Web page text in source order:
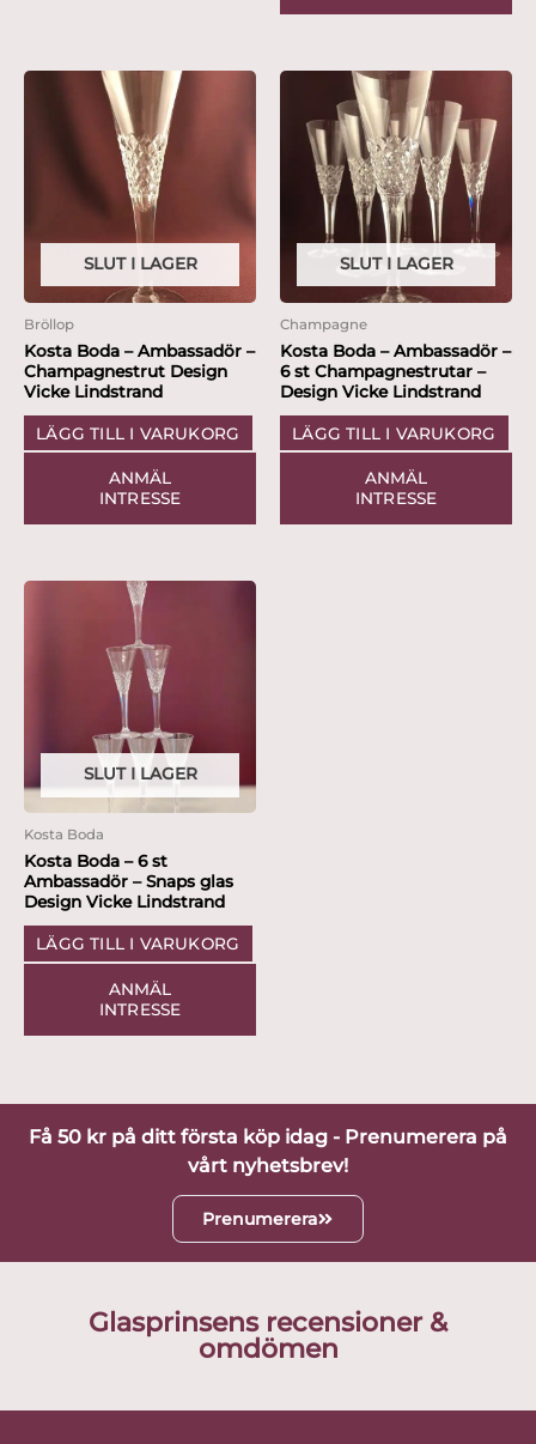
SLUT I LAGER
Bröllop
Kosta Boda – Ambassadör –
Champagnestrut Design
Vicke Lindstrand
LÄGG TILL I VARUKORG
ANMÄL
INTRESSE
SLUT I LAGER
Champagne
Kosta Boda – Ambassadör –
6 st Champagnestrutar –
Design Vicke Lindstrand
LÄGG TILL I VARUKORG
ANMÄL
INTRESSE
SLUT I LAGER
Kosta Boda
Kosta Boda – 6 st
Ambassadör – Snaps glas
Design Vicke Lindstrand
LÄGG TILL I VARUKORG
ANMÄL
INTRESSE
Få 50 kr på ditt första köp idag - Prenumerera på
vårt nyhetsbrev!
Prenumerera
Glasprinsens recensioner &
omdömen